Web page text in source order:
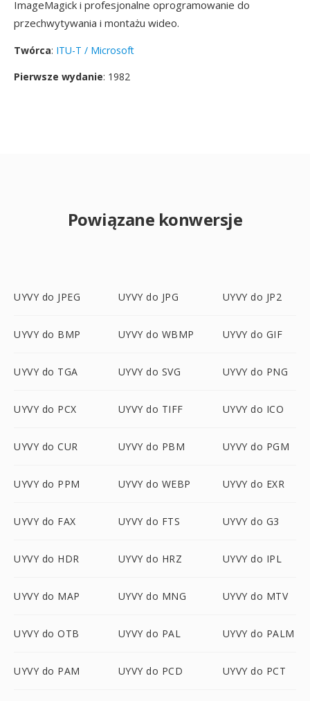
ImageMagick i profesjonalne oprogramowanie do
przechwytywania i montażu wideo.
Twórca: ITU-T / Microsoft
Pierwsze wydanie: 1982
Powiązane konwersje
UYVY do JPEG UYVY do JPG UYVY do JP2
UYVY do BMP UYVY do WBMP UYVY do GIF
UYVY do TGA UYVY do SVG UYVY do PNG
UYVY do PCX UYVY do TIFF UYVY do ICO
UYVY do CUR UYVY do PBM UYVY do PGM
UYVY do PPM UYVY do WEBP UYVY do EXR
UYVY do FAX UYVY do FTS UYVY do G3
UYVY do HDR UYVY do HRZ UYVY do IPL
UYVY do MAP UYVY do MNG UYVY do MTV
UYVY do OTB UYVY do PAL UYVY do PALM
UYVY do PAM UYVY do PCD UYVY do PCT